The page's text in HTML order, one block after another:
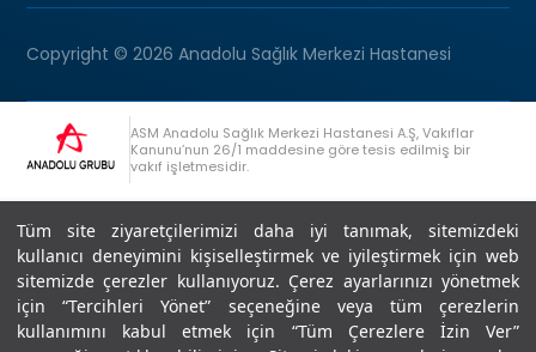
Tüm site ziyaretçilerimizi daha iyi tanımak, sitemizdeki
kullanıcı deneyimini kişiselleştirmek ve iyileştirmek için web
sitemizde çerezler kullanıyoruz. Çerez ayarlarınızı yönetmek
için “Tercihleri Yönet” seçeneğine veya tüm çerezlerin
kullanımını kabul etmek için “Tüm Çerezlere İzin Ver”
Copyright © 2026 Anadolu Sağlık Merkezi Hastanesi
ASM Anadolu Sağlık Merkezi Hastanesi A.Ş, Vakıflar
Kanunu’nun 26/1 maddesine göre tesis edilmiş bir
vakıf işletmesidir.
Anadolu Grubu Danışma Hattı +90 (262) 678 54 00